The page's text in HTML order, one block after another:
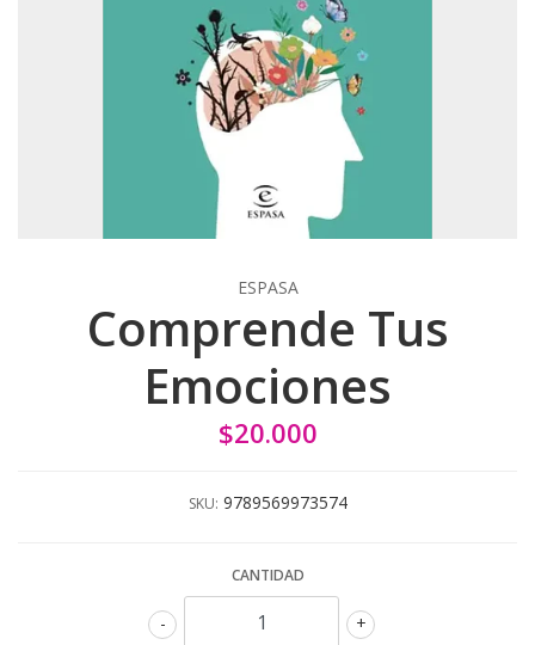
ESPASA
Comprende Tus
Emociones
$20.000
SKU: 9789569973574
CANTIDAD
+
-